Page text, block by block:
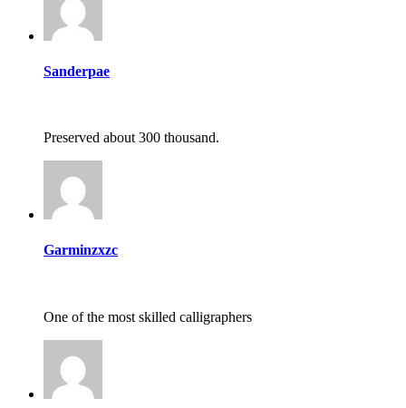
Sanderpae
Preserved about 300 thousand.
Garminzxzc
One of the most skilled calligraphers